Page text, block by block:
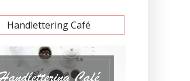
Handlettering Café